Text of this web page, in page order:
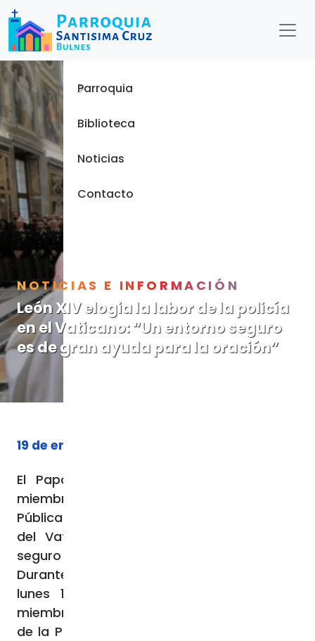
NOTICIAS E INFORMACIÓN
León XIV elogia la labor de la policía
en el Vaticano: “Un entorno seguro
es de gran ayuda para la oración”
19 de enero de 2026
El Papa elogió la labor que ejercen los
miembros de la Inspectoría de Seguridad
Pública en en los alrededores de la Ciudad
del Vaticano y aseguró que un entorno
seguro “es de gran ayuda para la oración”.
Durante la audiencia que mantuvo este
lunes 19 de enero con algunos de los
miembros de este departamento especial
de la Policía Estatal italiana, encargado de
Menu
Inicio
Parroquia
Biblioteca
Noticias
Contacto